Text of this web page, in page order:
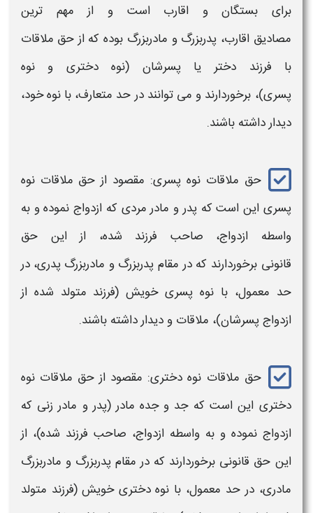
برای بستگان و اقارب است و از مهم ترین
مصادیق اقارب، پدربزرگ و مادربزرگ بوده که ازحق ملاقات
با فرزند دختر یا پسرشان (نوه دختری و نوه
پسری)، برخوردارند و می توانند در حد متعارف، با نوهخود،
دیدار داشته باشند.
حق ملاقات نوه پسری: مقصود از حق ملاقات نوه
پسری این است که پدر و مادر مردی که ازدواج نموده و به
واسطه ازدواج، صاحب فرزند شده، از این حق
قانونی برخوردارند که در مقام پدربزرگ و مادربزرگ پدری، در
حد معمول، با نوه پسریخویش (فرزند متولد شده از
ازدواج پسرشان)، ملاقات و دیدار داشته باشند.
حق ملاقات نوه دختری: مقصود از حق ملاقات نوه
دختری این است که جد و جده مادر (پدر و مادر زنی که
ازدواج نموده و به واسطه ازدواج، صاحب فرزند شده)، از
این حق قانونی برخوردارند که در مقام پدربزرگ و مادربزرگ
مادری، در حد معمول، با نوه دختریخویش (فرزند متولد